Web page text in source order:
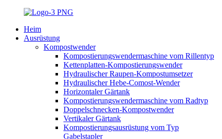
Heim
Ausrüstung
Kompostwender
Kompostierungswendermaschine vom Rillentyp
Kettenplatten-Kompostierungswender
Hydraulischer Raupen-Kompostumsetzer
Hydraulischer Hebe-Comost-Wender
Horizontaler Gärtank
Kompostierungswendermaschine vom Radtyp
Doppelschnecken-Kompostwender
Vertikaler Gärtank
Kompostierungsausrüstung vom Typ
Gabelstapler